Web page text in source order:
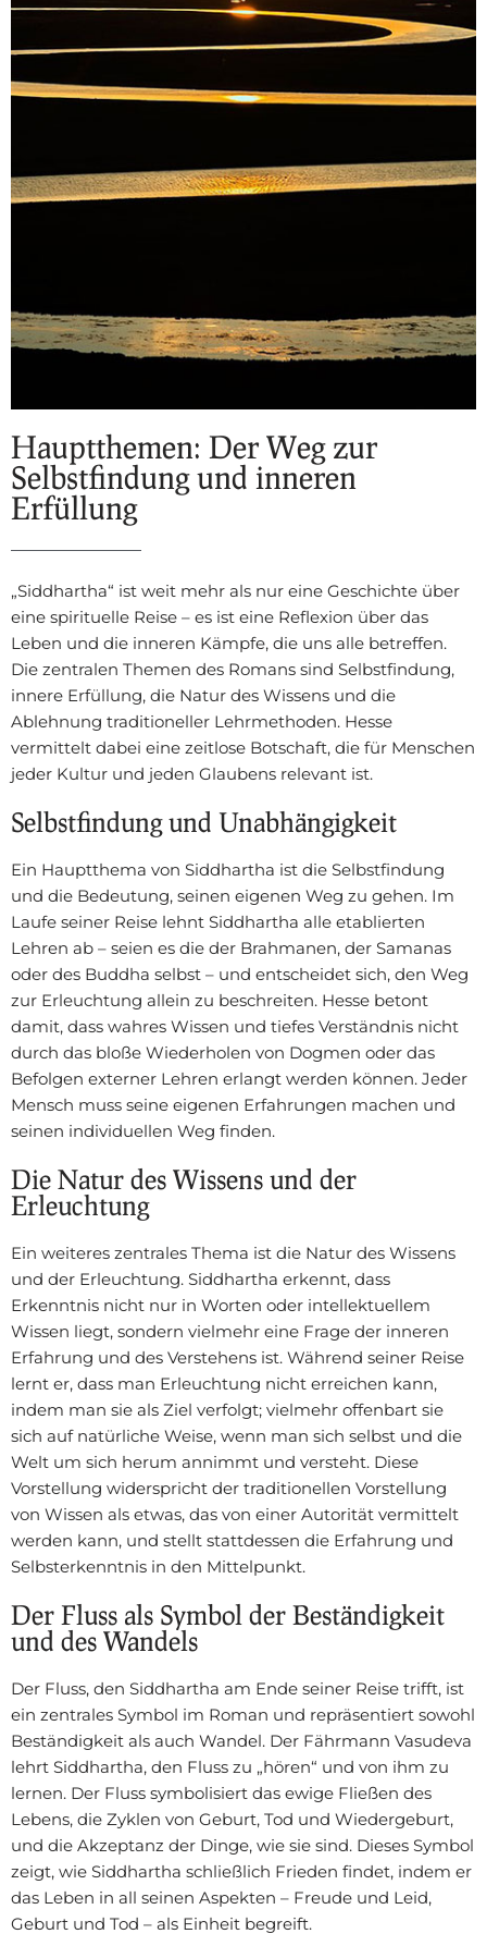
Hauptthemen: Der Weg zur
Selbstfindung und inneren
Erfüllung
„Siddhartha“ ist weit mehr als nur eine Geschichte über
eine spirituelle Reise – es ist eine Reflexion über das
Leben und die inneren Kämpfe, die uns alle betreffen.
Die zentralen Themen des Romans sind Selbstfindung,
innere Erfüllung, die Natur des Wissens und die
Ablehnung traditioneller Lehrmethoden. Hesse
vermittelt dabei eine zeitlose Botschaft, die für Menschen
jeder Kultur und jeden Glaubens relevant ist.
Selbstfindung und Unabhängigkeit
Ein Hauptthema von Siddhartha ist die Selbstfindung
und die Bedeutung, seinen eigenen Weg zu gehen. Im
Laufe seiner Reise lehnt Siddhartha alle etablierten
Lehren ab – seien es die der Brahmanen, der Samanas
oder des Buddha selbst – und entscheidet sich, den Weg
zur Erleuchtung allein zu beschreiten. Hesse betont
damit, dass wahres Wissen und tiefes Verständnis nicht
durch das bloße Wiederholen von Dogmen oder das
Befolgen externer Lehren erlangt werden können. Jeder
Mensch muss seine eigenen Erfahrungen machen und
seinen individuellen Weg finden.
Die Natur des Wissens und der
Erleuchtung
Ein weiteres zentrales Thema ist die Natur des Wissens
und der Erleuchtung. Siddhartha erkennt, dass
Erkenntnis nicht nur in Worten oder intellektuellem
Wissen liegt, sondern vielmehr eine Frage der inneren
Erfahrung und des Verstehens ist. Während seiner Reise
lernt er, dass man Erleuchtung nicht erreichen kann,
indem man sie als Ziel verfolgt; vielmehr offenbart sie
sich auf natürliche Weise, wenn man sich selbst und die
Welt um sich herum annimmt und versteht. Diese
Vorstellung widerspricht der traditionellen Vorstellung
von Wissen als etwas, das von einer Autorität vermittelt
werden kann, und stellt stattdessen die Erfahrung und
Selbsterkenntnis in den Mittelpunkt.
Der Fluss als Symbol der Beständigkeit
und des Wandels
Der Fluss, den Siddhartha am Ende seiner Reise trifft, ist
ein zentrales Symbol im Roman und repräsentiert sowohl
Beständigkeit als auch Wandel. Der Fährmann Vasudeva
lehrt Siddhartha, den Fluss zu „hören“ und von ihm zu
lernen. Der Fluss symbolisiert das ewige Fließen des
Lebens, die Zyklen von Geburt, Tod und Wiedergeburt,
und die Akzeptanz der Dinge, wie sie sind. Dieses Symbol
zeigt, wie Siddhartha schließlich Frieden findet, indem er
das Leben in all seinen Aspekten – Freude und Leid,
Geburt und Tod – als Einheit begreift.